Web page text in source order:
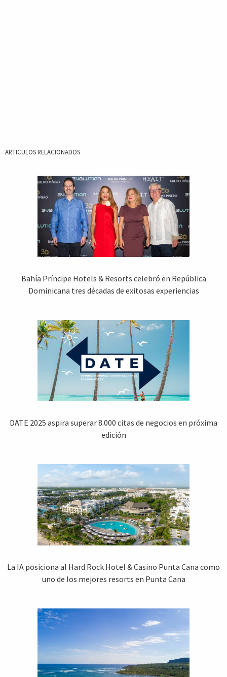
ARTICULOS RELACIONADOS
Bahía Príncipe Hotels & Resorts celebró en República
Dominicana tres décadas de exitosas experiencias
DATE 2025 aspira superar 8.000 citas de negocios en próxima
edición
La IA posiciona al Hard Rock Hotel & Casino Punta Cana como
uno de los mejores resorts en Punta Cana